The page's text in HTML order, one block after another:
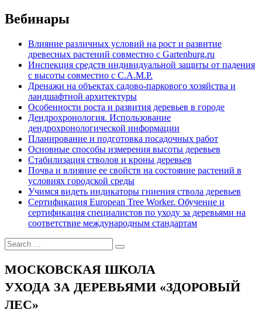
Вебинары
Влияние различных условий на рост и развитие
древесных растений совместно с Gartenburg.ru
Инспекция средств индивидуальной защиты от падения
с высоты совместно с C.A.M.P.
Дренажи на объектах садово-паркового хозяйства и
ландшафтной архитектуры
Особенности роста и развития деревьев в городе
Дендрохронология. Использование
дендрохронологической информации
Планирование и подготовка посадочных работ
Основные способы измерения высоты деревьев
Стабилизация стволов и кроны деревьев
Почва и влияние ее свойств на состояние растений в
условиях городской среды
Учимся видеть индикаторы гниения ствола деревьев
Сертификация European Tree Worker. Обучение и
сертификация специалистов по уходу за деревьями на
соответствие международным стандартам
МОСКОВСКАЯ ШКОЛА
УХОДА ЗА ДЕРЕВЬЯМИ «ЗДОРОВЫЙ
ЛЕС»